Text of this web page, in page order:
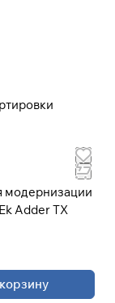
модернизации
Adder TX